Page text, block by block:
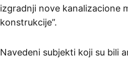
izgradnji nove kanalizacione
konstrukcije”.
Navedeni subjekti koji su bili